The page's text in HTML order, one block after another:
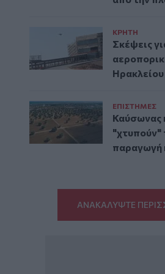
ΚΡΗΤΗ
Σκέψεις
Ηρακλείου
ΕΠΙΣΤΗΜΕΣ
Καύσωνας
"χτυπούν"
παραγωγή
ΑΝΑΚΑΛΥΨΤΕ